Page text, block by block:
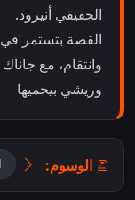
الحقيقي أنيرود.
القصة بتستمر في
وانتقام، مع جاناك
وريشي بيحميها
الوسوم: